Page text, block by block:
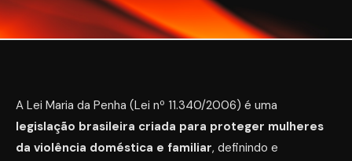
A Lei Maria da Penha (Lei nº 11.340/2006) é uma
legislação brasileira criada para proteger mulheres
da violência doméstica e familiar, definindo e